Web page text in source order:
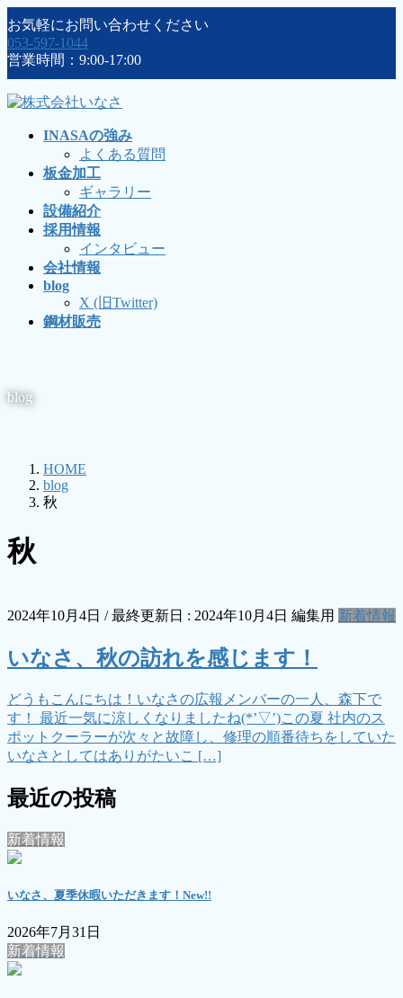
ン
テ
ン
ツ
に
ビ
ゲ
ー
シ
ョ
お気軽にお問い合わせください
053-597-1044
営業時間：9:00-17:00
INASAの強み
よくある質問
板金加工
ギャラリー
設備紹介
採用情報
インタビュー
会社情報
blog
X (旧Twitter)
鋼材販売
blog
HOME
blog
秋
秋
2024年10月4日 / 最終更新日 : 2024年10月4日 編集用 新着情報
いなさ、秋の訪れを感じます！
どうもこんにちは！いなさの広報メンバーの一人、森下で
す！ 最近一気に涼しくなりましたね(*’▽’)この夏 社内のス
ポットクーラーが次々と故障し、修理の順番待ちをしていた
いなさとしてはありがたいこ […]
最近の投稿
新着情報
いなさ、夏季休暇いただきます！ New!!
2026年7月31日
新着情報